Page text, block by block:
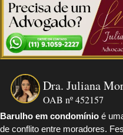
Dra. Juliana
OAB nº 452157
Barulho em condomínio é
de conflito entre moradores.